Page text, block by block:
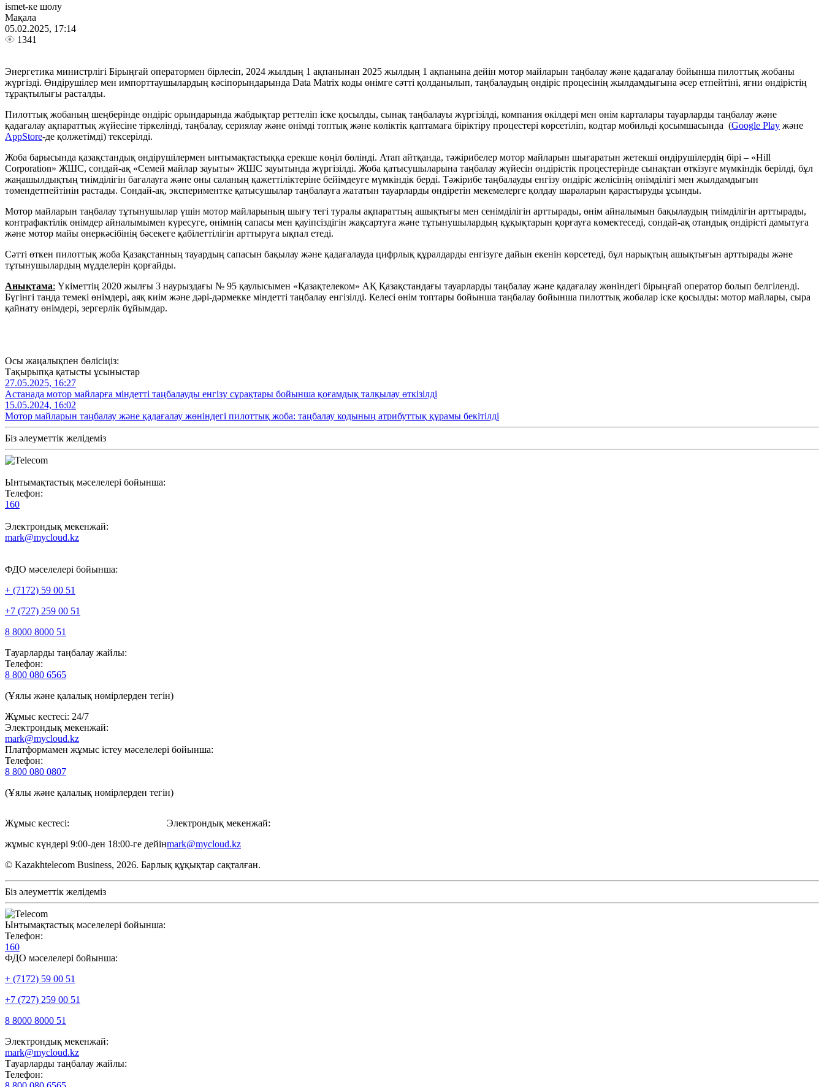
ismet-ке шолу
Мақала
05.02.2025, 17:14
1341
Энергетика министрлігі Бірыңғай оператормен бірлесіп, 2024 жылдың 1 ақпанынан 2025 жылдың 1 ақпанына дейін мотор майларын таңбалау және қадағалау бойынша пилоттық жобаны
жүргізді. Өндірушілер мен импорттаушылардың кәсіпорындарында Data Matrix коды өнімге сәтті қолданылып, таңбалаудың өндіріс процесінің жылдамдығына әсер етпейтіні, яғни өндірістің
тұрақтылығы расталды.
Пилоттық жобаның шеңберінде өндіріс орындарында жабдықтар реттеліп іске қосылды, сынақ таңбалауы жүргізілді, компания өкілдері мен өнім карталары тауарларды таңбалау және
қадағалау ақпараттық жүйесіне тіркелінді, таңбалау, сериялау және өнімді топтық және көліктік қаптамаға біріктіру процестері көрсетіліп, кодтар мобильді қосымшасында (Google Play және
AppStore-де қолжетімді) тексерілді.
Жоба барысында қазақстандық өндірушілермен ынтымақтастыққа ерекше көңіл бөлінді. Атап айтқанда, тәжірибелер мотор майларын шығаратын жетекші өндірушілердің бірі – «Hill
Corporation» ЖШС, сондай-ақ «Семей майлар зауыты» ЖШС зауытында жүргізілді. Жоба қатысушыларына таңбалау жүйесін өндірістік процестерінде сынақтан өткізуге мүмкіндік берілді, бұл
жаңашылдықтың тиімділігін бағалауға және оны саланың қажеттіліктеріне бейімдеуге мүмкіндік берді. Тәжірибе таңбалауды енгізу өндіріс желісінің өнімділігі мен жылдамдығын
төмендетпейтінін растады. Сондай-ақ, экспериментке қатысушылар таңбалауға жататын тауарларды өндіретін мекемелерге қолдау шараларын қарастыруды ұсынды.
Мотор майларын таңбалау тұтынушылар үшін мотор майларының шығу тегі туралы ақпараттың ашықтығы мен сенімділігін арттырады, өнім айналымын бақылаудың тиімділігін арттырады,
контрафактілік өнімдер айналымымен күресуге, өнімнің сапасы мен қауіпсіздігін жақсартуға және тұтынушылардың құқықтарын қорғауға көмектеседі, сондай-ақ отандық өндірісті дамытуға
және мотор майы өнеркәсібінің бәсекеге қабілеттілігін арттыруға ықпал етеді.
Сәтті өткен пилоттық жоба Қазақстанның тауардың сапасын бақылау және қадағалауда цифрлық құралдарды енгізуге дайын екенін көрсетеді, бұл нарықтың ашықтығын арттырады және
тұтынушылардың мүдделерін қорғайды.
Анықтама: Үкіметтің 2020 жылғы 3 наурыздағы № 95 қаулысымен «Қазақтелеком» АҚ Қазақстандағы тауарларды таңбалау және қадағалау жөніндегі бірыңғай оператор болып белгіленді.
Бүгінгі таңда темекі өнімдері, аяқ киім және дәрі-дәрмекке міндетті таңбалау енгізілді. Келесі өнім топтары бойынша таңбалау бойынша пилоттық жобалар іске қосылды: мотор майлары, сыра
қайнату өнімдері, зергерлік бұйымдар.
Осы жаңалықпен бөлісіңіз:
Тақырыпқа қатысты ұсыныстар
27.05.2025, 16:27
Астанада мотор майларға міндетті таңбалауды енгізу сұрақтары бойынша қоғамдық талқылау өткізілді
15.05.2024, 16:02
Мотор майларын таңбалау және қадағалау жөніндегі пилоттық жоба: таңбалау кодының атрибуттық құрамы бекітілді
Біз әлеуметтік желідеміз
Ынтымақтастық мәселелері бойынша:
Телефон:
160
Электрондық мекенжай:
mark@mycloud.kz
ФДО мәселелері бойынша:
+ (7172) 59 00 51
+7 (727) 259 00 51
8 8000 8000 51
Тауарларды таңбалау жайлы:
Телефон:
8 800 080 6565
(Ұялы және қалалық нөмірлерден тегін)
Жұмыс кестесі: 24/7
Электрондық мекенжай:
mark@mycloud.kz
Платформамен жұмыс істеу мәселелері бойынша:
Телефон:
8 800 080 0807
(Ұялы және қалалық нөмірлерден тегін)
Жұмыс кестесі:
жұмыс күндері 9:00-ден 18:00-ге дейін
Электрондық мекенжай:
mark@mycloud.kz
© Kazakhtelecom Business, 2026. Барлық құқықтар сақталған.
Біз әлеуметтік желідеміз
Ынтымақтастық мәселелері бойынша:
Телефон:
160
ФДО мәселелері бойынша:
+ (7172) 59 00 51
+7 (727) 259 00 51
8 8000 8000 51
Электрондық мекенжай:
mark@mycloud.kz
Тауарларды таңбалау жайлы:
Телефон: